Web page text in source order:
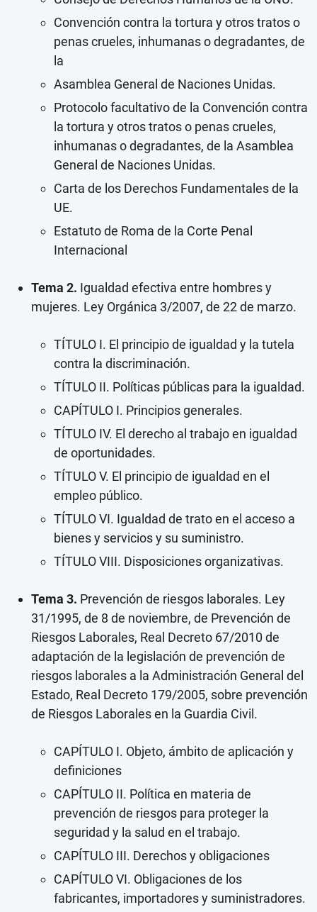
Convención contra la tortura y otros tratos o
penas crueles, inhumanas o degradantes, de
la
Asamblea General de Naciones Unidas.
Protocolo facultativo de la Convención contra
la tortura y otros tratos o penas crueles,
inhumanas o degradantes, de la Asamblea
General de Naciones Unidas.
Carta de los Derechos Fundamentales de la
UE.
Estatuto de Roma de la Corte Penal
Internacional
Tema 2. Igualdad efectiva entre hombres y
mujeres. Ley Orgánica 3/2007, de 22 de marzo.
TÍTULO I. El principio de igualdad y la tutela
contra la discriminación.
TÍTULO II. Políticas públicas para la igualdad.
CAPÍTULO I. Principios generales.
TÍTULO IV. El derecho al trabajo en igualdad
de oportunidades.
TÍTULO V. El principio de igualdad en el
empleo público.
TÍTULO VI. Igualdad de trato en el acceso a
bienes y servicios y su suministro.
TÍTULO VIII. Disposiciones organizativas.
Tema 3. Prevención de riesgos laborales. Ley
31/1995, de 8 de noviembre, de Prevención de
Riesgos Laborales, Real Decreto 67/2010 de
adaptación de la legislación de prevención de
riesgos laborales a la Administración General del
Estado, Real Decreto 179/2005, sobre prevención
de Riesgos Laborales en la Guardia Civil.
CAPÍTULO I. Objeto, ámbito de aplicación y
definiciones
CAPÍTULO II. Política en materia de
prevención de riesgos para proteger la
seguridad y la salud en el trabajo.
CAPÍTULO III. Derechos y obligaciones
CAPÍTULO VI. Obligaciones de los
fabricantes, importadores y suministradores.